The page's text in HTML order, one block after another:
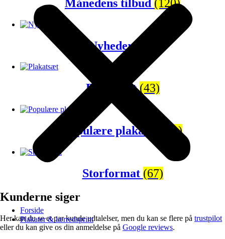
Forside
Plakater & lærredsprint
Månedens tilbud (120)
Nyheder
Plakatsæt(43)
Populære plakater (81)
Storformat (67)
Kunderne siger
Her kan du se et par kunde udtalelser, men du kan se flere på trustpilot
eller du kan give os din anmeldelse på Google reviews.